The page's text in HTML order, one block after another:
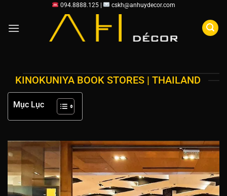
nội
094.8888.125 | cskh@anhuydecor.com
KINOKUNIYA BOOK STORES | THAILAND
Mục Lục